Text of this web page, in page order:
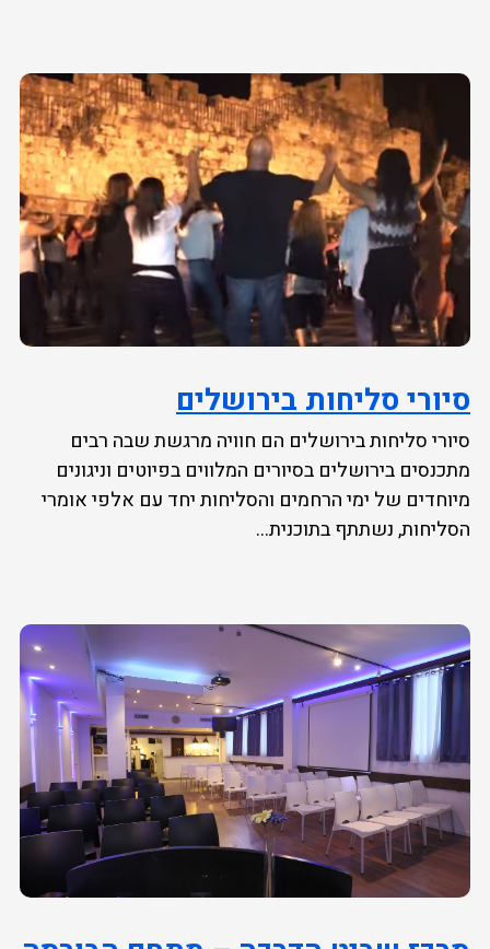
סיורי סליחות בירושלים
סיורי סליחות בירושלים הם חוויה מרגשת שבה רבים
מתכנסים בירושלים בסיורים המלווים בפיוטים וניגונים
מיוחדים של ימי הרחמים והסליחות יחד עם אלפי אומרי
הסליחות, נשתתף בתוכנית...